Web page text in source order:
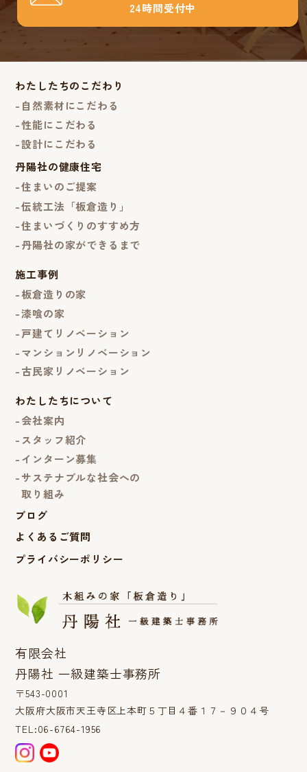
24時間受付中
有限会社
丹陽社 一級建築士事務所
〒543-0001
大阪府大阪市天王寺区上本町５丁目４番１７－９０４号
TEL:06-6764-1956
わたしたちのこだわり
自然素材にこだわる
性能にこだわる
設計にこだわる
丹陽社の健康住宅
住まいのご提案
伝統工法「板倉造り」
住まいづくりのすすめ方
丹陽社の家ができるまで
施工事例
板倉造りの家
漆喰の家
戸建てリノベーション
マンションリノベーション
古民家リノベーション
わたしたちについて
会社案内
スタッフ紹介
インターン募集
サステナブルな社会への
取り組み
ブログ
よくあるご質問
プライバシーポリシー